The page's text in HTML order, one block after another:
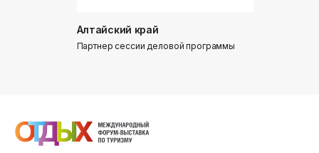
Алтайский край
Партнер сессии деловой программы